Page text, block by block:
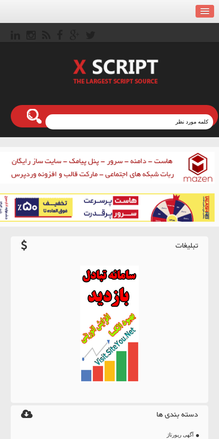
تبلیغات
دسته بندی ها
آگهی رپورتاژ